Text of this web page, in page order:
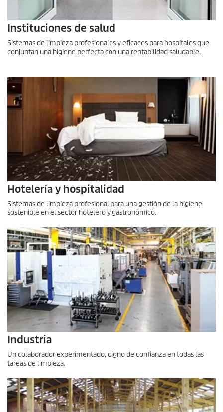
Instituciones de salud
Sistemas de limpieza profesionales y eficaces para hospitales que
conjuntan una higiene perfecta con una rentabilidad saludable.
Hotelería y hospitalidad
Sistemas de limpieza profesional para una gestión de la higiene
sostenible en el sector hotelero y gastronómico.
Industria
Un colaborador experimentado, digno de confianza en todas las
tareas de limpieza.